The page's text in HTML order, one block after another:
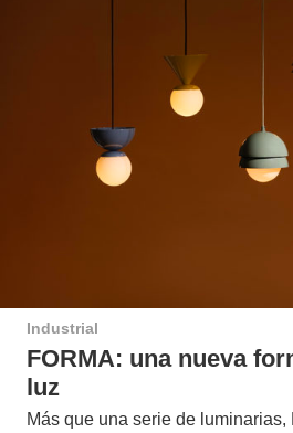
Industrial
FORMA: una nueva
luz
Más que una serie de